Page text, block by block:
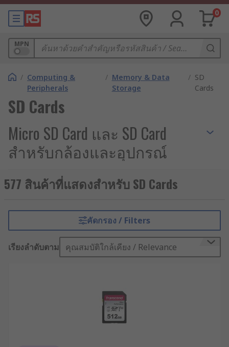
0
MPN
/ Computing &
Peripherals
/ Memory & Data
Storage
/ SD
Cards
SD Cards
Micro SD Card และ SD Card
สำหรับกล้องและอุปกรณ์
อุตสาหกรรม
อุปกรณ์จัดเก็บข้อมูลแบบพกพาที่ใช้กันอย่างแพร่หลาย
ในกล้องถ่ายรูป โทรศัพท์มือถือ และอุปกรณ์
อุตสาหกรรม เช่น ระบบ SD Card สำหรับกล้อง กล้อง
วงจรปิด และเครื่องบันทึกข้อมูล โดยจุดเด่นของ SD
Card คือขนาดกะทัดรัด ถอดเปลี่ยนง่าย รองรับการ
โดยไม่ต้องพึ่งหน่วยความจำภายในเครื่อง
นอกจาก SD Card แล้ว ปัจจุบัน Micro SD Card ถือเป็น
577 สินค้าที่แสดงสำหรับ SD Cards
คัดกรอง / Filters
เรียงลำดับตาม คุณสมบัติใกล้เคียง / Relevance